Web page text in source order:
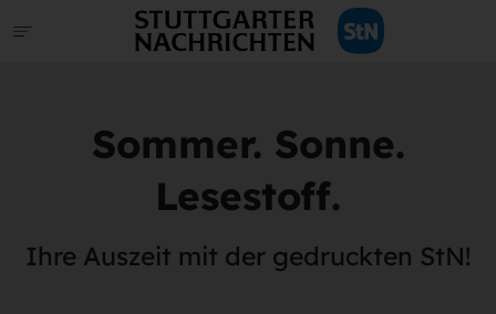
Sommer. Sonne.
Lesestoff.
Ihre Auszeit mit der gedruckten StN!